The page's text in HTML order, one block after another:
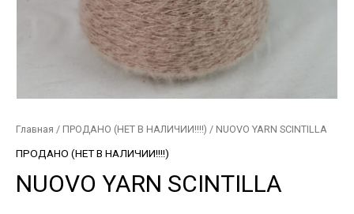
Главная / ПРОДАНО (НЕТ В НАЛИЧИИ!!!!) / NUOVO YARN SCINTILLA
ПРОДАНО (НЕТ В НАЛИЧИИ!!!!)
NUOVO YARN SCINTILLA